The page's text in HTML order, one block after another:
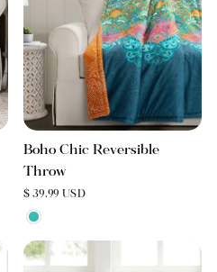
Boho Chic Reversible
Throw
$ 39.99 USD